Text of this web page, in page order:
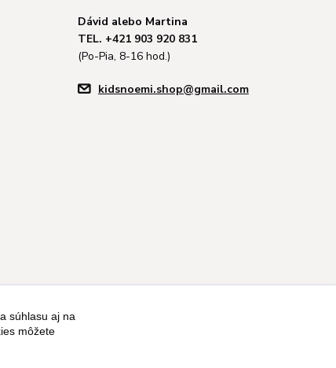
Dávid alebo Martina
TEL. +421 903 920 831
(Po-Pia, 8-16 hod.)
kidsnoemi.shop@gmail.com
súhlasu aj na
môžete